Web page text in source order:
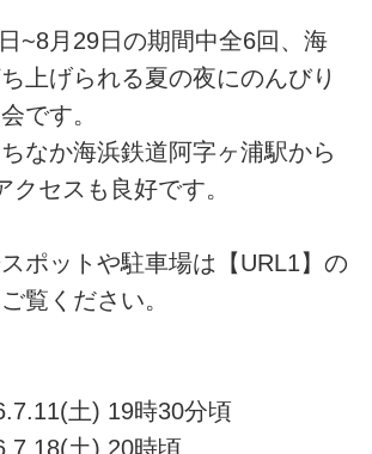
~8月29日の期間中全6回、海
上げられる夏の夜にのんびり
です。
なか海浜鉄道阿字ヶ浦駅から
クセスも良好です。
ポットや駐車場は【URL1】の
覧ください。
土) 19時30分頃
土) 20時頃